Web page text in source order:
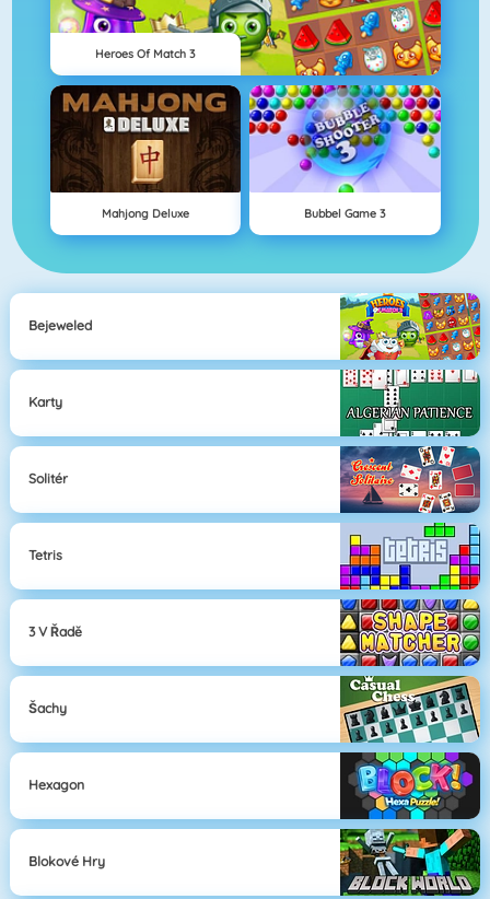
Heroes Of Match 3
Mahjong Deluxe Bubbel Game 3
Bejeweled
Karty
Solitér
Tetris
3 V Řadě
Šachy
Hexagon
Blokové Hry